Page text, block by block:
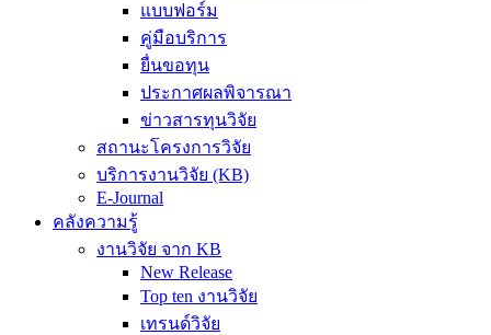
แบบฟอร์ม
คู่มือบริการ
ยื่นขอทุน
ประกาศผลพิจารณา
ข่าวสารทุนวิจัย
สถานะโครงการวิจัย
บริการงานวิจัย (KB)
E-Journal
คลังความรู้
งานวิจัย จาก KB
New Release
Top ten งานวิจัย
เทรนด์วิจัย